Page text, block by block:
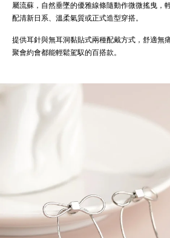
屬流蘇，自然垂墜的優雅線條隨動作微微搖曳，
配清新日系、溫柔氣質或正式造型穿搭。
提供耳針與無耳洞黏貼式兩種配戴方式，舒適無
聚會約會都能輕鬆駕馭的百搭款。